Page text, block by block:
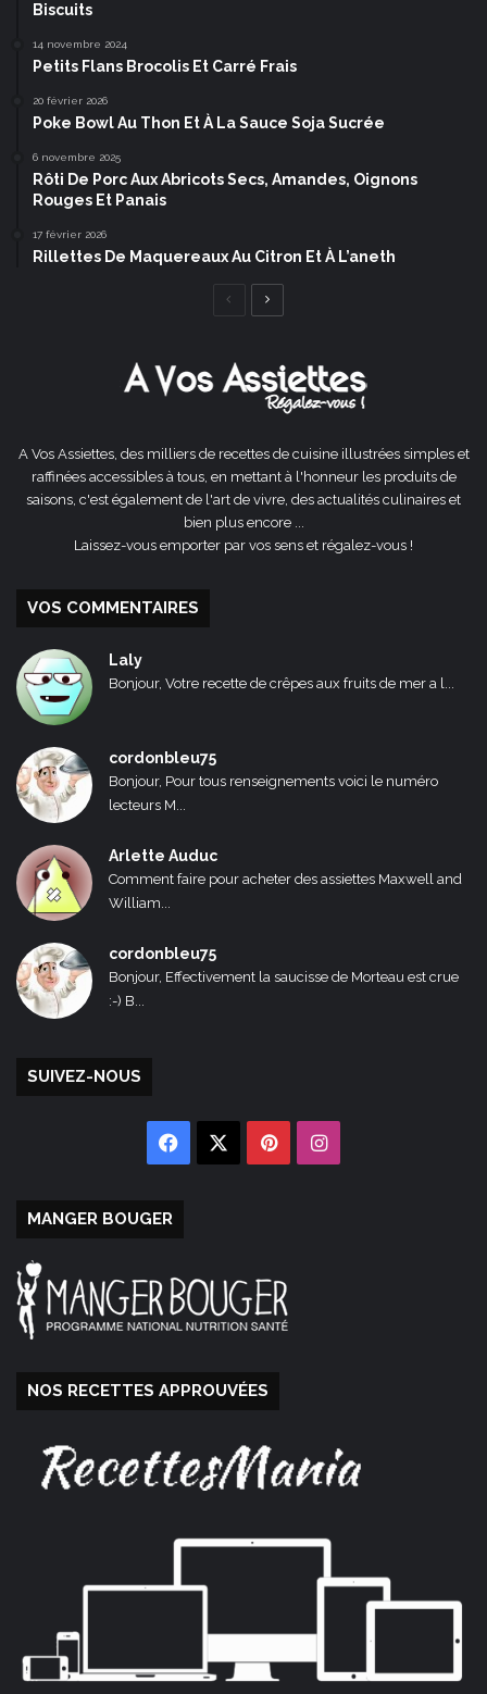
Biscuits
14 novembre 2024
Petits Flans Brocolis Et Carré Frais
20 février 2026
Poke Bowl Au Thon Et À La Sauce Soja Sucrée
6 novembre 2025
Rôti De Porc Aux Abricots Secs, Amandes, Oignons
Rouges Et Panais
17 février 2026
Rillettes De Maquereaux Au Citron Et À L’aneth
Page
A Vos Assiettes, des milliers de recettes de cuisine illustrées simples et
raffinées accessibles à tous, en mettant à l'honneur les produits de
saisons, c'est également de l'art de vivre, des actualités culinaires et
bien plus encore ...
Laissez-vous emporter par vos sens et régalez-vous !
VOS COMMENTAIRES
Laly
Bonjour, Votre recette de crêpes aux fruits de mer a l...
cordonbleu75
Bonjour, Pour tous renseignements voici le numéro
lecteurs M...
Arlette Auduc
Comment faire pour acheter des assiettes Maxwell and
William...
cordonbleu75
Bonjour, Effectivement la saucisse de Morteau est crue
:-) B...
SUIVEZ-NOUS
Facebook PinterestInstagram
MANGER BOUGER
NOS RECETTES APPROUVÉES